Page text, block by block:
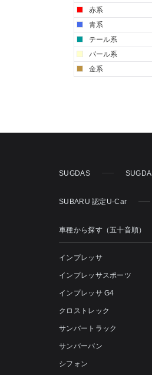
赤系
青系
テール系
パール系
金系
SUGDAS
SUBARU 認定U-Car
車種から探す（五十音順）
インプレッサ
インプレッサスポーツ
インプレッサ G4
クロストレック
サンバートラック
サンバーバン
シフォン